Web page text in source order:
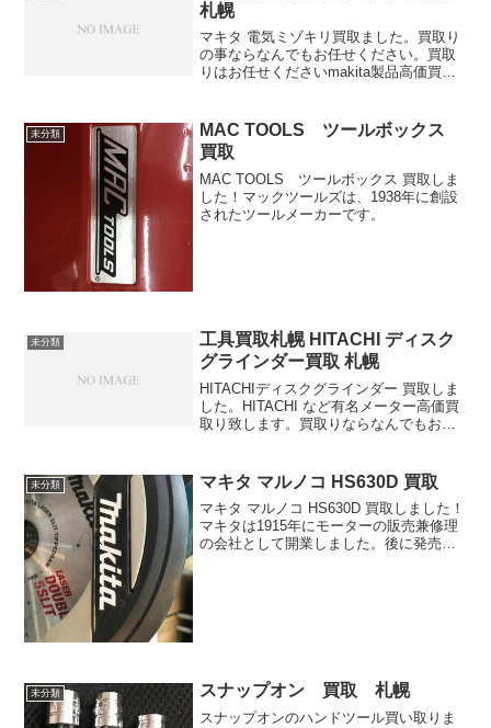
札幌
マキタ 電気ミゾキリ買取ました。買取り
の事ならなんでもお任せください。買取
りはお任せくださいmakita製品高価買取
未分類
MAC TOOLS ツールボックス
買取
MAC TOOLS ツールボックス 買取しま
した！マックツールズは、1938年に創設
されたツールメーカーです。
未分類
工具買取札幌 HITACHI ディスク
グラインダー買取 札幌
HITACHIディスクグラインダー 買取しま
した。HITACHI など有名メーター高価買
取り致します。買取りならなんでもお任
未分類 マキタ マルノコ HS630D 買取
マキタ マルノコ HS630D 買取しました！
マキタは1915年にモーターの販売兼修理
の会社として開業しました。後に発売し
未分類 スナップオン 買取 札幌
スナップオンのハンドツール買い取りま